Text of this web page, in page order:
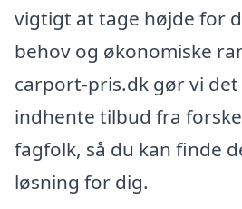
vigtigt at tage højde for
behov og økonomiske
carport-pris.dk gør vi
indhente tilbud fra
fagfolk, så du kan finde
løsning for dig.